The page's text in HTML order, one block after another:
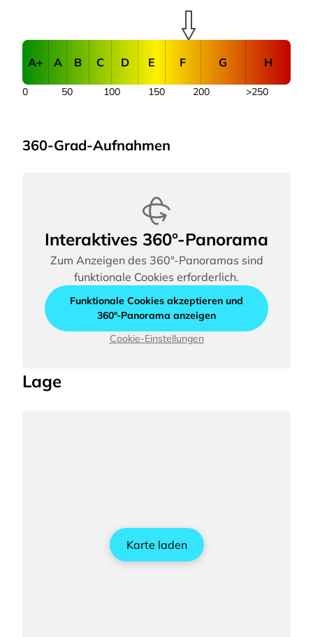
A+ A B C D E F G H
50 100 150 200
0 >250
360-Grad-Aufnahmen
Interaktives 360°-Panorama
Zum Anzeigen des 360°-Panoramas sind
funktionale Cookies erforderlich.
Funktionale Cookies akzeptieren und
360°-Panorama anzeigen
Cookie-Einstellungen
Lage
Karte laden